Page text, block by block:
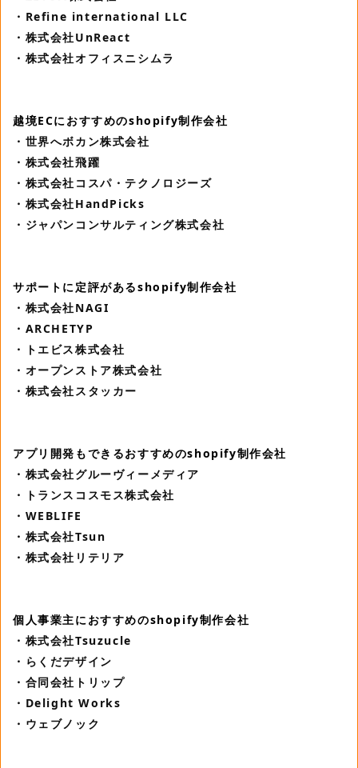
・Refine international LLC
・株式会社UnReact
・株式会社オフィスニシムラ
越境ECにおすすめのshopify制作会社
・世界へボカン株式会社
・株式会社飛躍
・株式会社コスパ・テクノロジーズ
・株式会社HandPicks
・ジャパンコンサルティング株式会社
サポートに定評があるshopify制作会社
・株式会社NAGI
・ARCHETYP
・トエビス株式会社
・オープンストア株式会社
・株式会社スタッカー
アプリ開発もできるおすすめのshopify制作会社
・株式会社グルーヴィーメディア
・トランスコスモス株式会社
・WEBLIFE
・株式会社Tsun
・株式会社リテリア
個人事業主におすすめのshopify制作会社
・株式会社Tsuzucle
・らくだデザイン
・合同会社トリップ
・Delight Works
・ウェブノック